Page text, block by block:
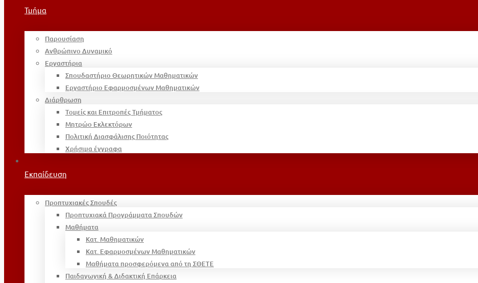
Τμήμα
Παρουσίαση
Ανθρώπινο Δυναμικό
Εργαστήρια
Σπουδαστήριο Θεωρητικών Μαθηματικών
Εργαστήριο Εφαρμοσμένων Μαθηματικών
Διάρθρωση
Τομείς και Επιτροπές Τμήματος
Μητρώο Εκλεκτόρων
Πολιτική Διασφάλισης Ποιότητας
Χρήσιμα έγγραφα
Εκπαίδευση
Προπτυχιακές Σπουδές
Προπτυχιακά Προγράμματα Σπουδών
Μαθήματα
Κατ. Μαθηματικών
Κατ. Εφαρμοσμένων Μαθηματικών
Μαθήματα προσφερόμενα από τη ΣΘΕΤΕ
Παιδαγωγική & Διδακτική Επάρκεια